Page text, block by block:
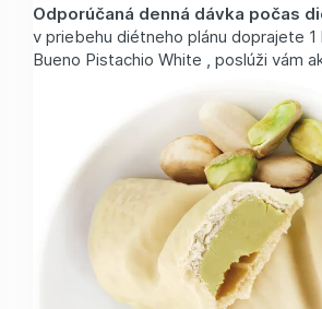
Odporúčaná denná dávka počas
v priebehu diétneho plánu doprajete
Bueno Pistachio White , poslúži vám